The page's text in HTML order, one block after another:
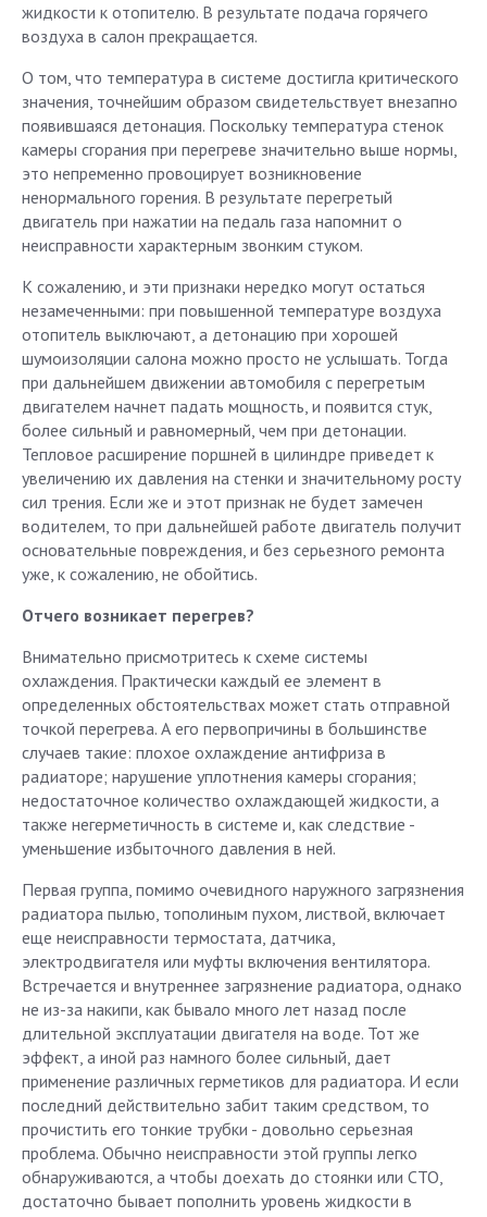
жидкости к отопителю. В результате подача горячего
воздуха в салон прекращается.
О том, что температура в системе достигла критического
значения, точнейшим образом свидетельствует внезапно
появившаяся детонация. Поскольку температура стенок
камеры сгорания при перегреве значительно выше нормы,
это непременно провоцирует возникновение
ненормального горения. В результате перегретый
двигатель при нажатии на педаль газа напомнит о
неисправности характерным звонким стуком.
К сожалению, и эти признаки нередко могут остаться
незамеченными: при повышенной температуре воздуха
отопитель выключают, а детонацию при хорошей
шумоизоляции салона можно просто не услышать. Тогда
при дальнейшем движении автомобиля с перегретым
двигателем начнет падать мощность, и появится стук,
более сильный и равномерный, чем при детонации.
Тепловое расширение поршней в цилиндре приведет к
увеличению их давления на стенки и значительному росту
сил трения. Если же и этот признак не будет замечен
водителем, то при дальнейшей работе двигатель получит
основательные повреждения, и без серьезного ремонта
уже, к сожалению, не обойтись.
Отчего возникает перегрев?
Внимательно присмотритесь к схеме системы
охлаждения. Практически каждый ее элемент в
определенных обстоятельствах может стать отправной
точкой перегрева. А его первопричины в большинстве
случаев такие: плохое охлаждение антифриза в
радиаторе; нарушение уплотнения камеры сгорания;
недостаточное количество охлаждающей жидкости, а
также негерметичность в системе и, как следствие -
уменьшение избыточного давления в ней.
Первая группа, помимо очевидного наружного загрязнения
радиатора пылью, тополиным пухом, листвой, включает
еще неисправности термостата, датчика,
электродвигателя или муфты включения вентилятора.
Встречается и внутреннее загрязнение радиатора, однако
не из-за накипи, как бывало много лет назад после
длительной эксплуатации двигателя на воде. Тот же
эффект, а иной раз намного более сильный, дает
применение различных герметиков для радиатора. И если
последний действительно забит таким средством, то
прочистить его тонкие трубки - довольно серьезная
проблема. Обычно неисправности этой группы легко
обнаруживаются, а чтобы доехать до стоянки или СТО,
достаточно бывает пополнить уровень жидкости в